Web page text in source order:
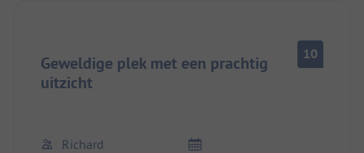
Geweldige plek met een prachtig
uitzicht
10
Richard